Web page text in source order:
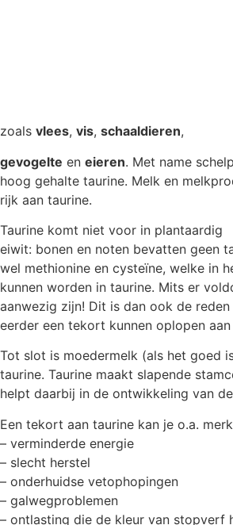
zoals vlees, vis, schaaldieren,
gevogelte en eieren. Met name
hoog gehalte taurine. Melk en
rijk aan taurine.
Taurine komt niet voor in plantaardig
eiwit: bonen en noten bevatten geen
wel methionine en cysteïne, welke in
kunnen worden in taurine. Mits er
aanwezig zijn! Dit is dan ook de
eerder een tekort kunnen oplopen aan
Tot slot is moedermelk (als het goed
taurine. Taurine maakt slapende
helpt daarbij in de ontwikkeling van
Een tekort aan taurine kan je o.a.
– verminderde energie
– slecht herstel
– onderhuidse vetophopingen
– galwegproblemen
– ontlasting die de kleur van stopverf